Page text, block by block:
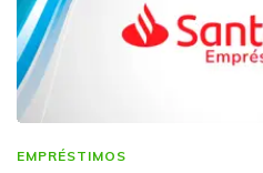
EMPRÉSTIMOS